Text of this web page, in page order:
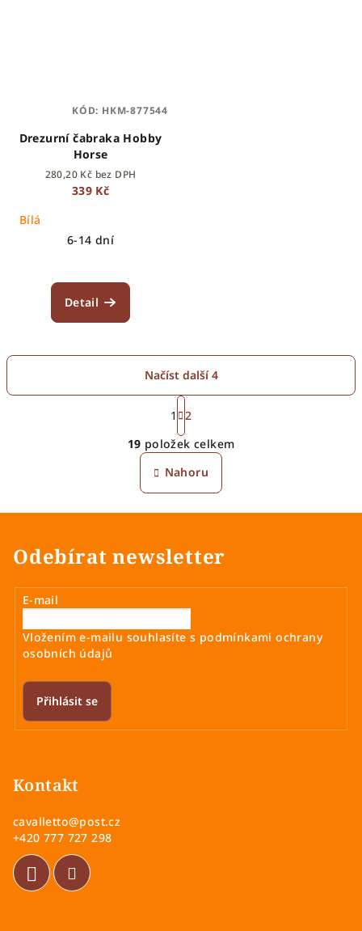
Drezurní čabraka Hobby
Horse
280,20 Kč bez DPH
339 Kč
Bílá
6-14 dní
Detail
KÓD: HKM-877544
O
v
l
á
í
k
i
Načíst další 4
S
t
r
á
n
k
o
v
í
1
2
19 položek celkem
Nahoru
Odebírat newsletter
E-mail
Vložením e-mailu souhlasíte s podmínkami ochrany
osobních údajů
Přihlásit se
Kontakt
cavalletto@post.cz
+420 777 727 298